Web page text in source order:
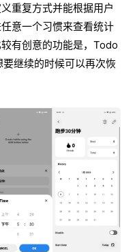
重复方式并能根据用户
意一个习惯来查看统计
有创意的功能是，Todo
继续的时候可以再次恢